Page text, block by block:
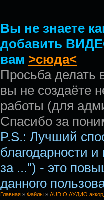
Вы не знаете
добавить
вам >сюда<
Просьба делать
вы не создаёте
работы (для
Спасибо за
P.S.: Лучший
благодарности
за ...") - это
данного
Главная » Файлы » AUDIO АУДИО